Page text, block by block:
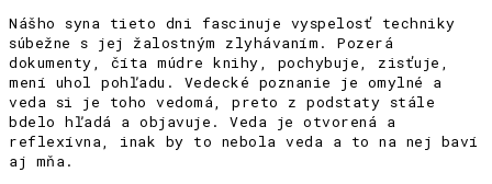
Nášho syna tieto dni fascinuje vyspelosť techniky
súbežne s jej žalostným zlyhávaním. Pozerá
dokumenty, číta múdre knihy, pochybuje, zisťuje,
mení uhol pohľadu. Vedecké poznanie je omylné a
veda si je toho vedomá, preto z podstaty stále
bdelo hľadá a objavuje. Veda je otvorená a
reflexívna, inak by to nebola veda a to na nej baví
aj mňa.